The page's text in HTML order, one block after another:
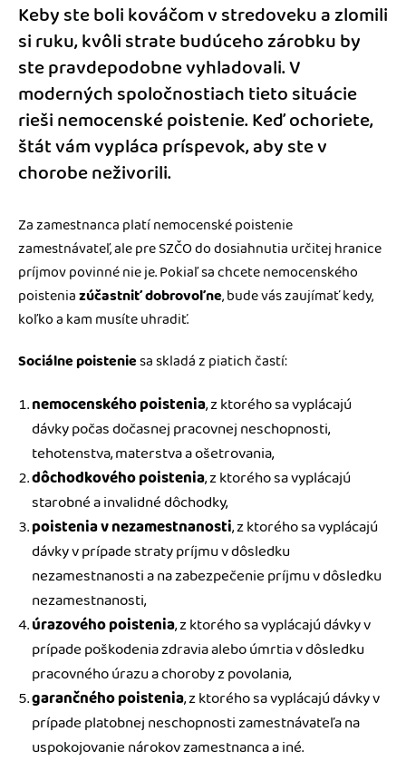
Keby ste boli kováčom v stredoveku a zlomili
si ruku, kvôli strate budúceho zárobku by
ste pravdepodobne vyhladovali. V
moderných spoločnostiach tieto situácie
rieši nemocenské poistenie. Keď ochoriete,
štát vám vypláca príspevok, aby ste v
chorobe neživorili.
Za zamestnanca platí nemocenské poistenie
zamestnávateľ, ale pre SZČO do dosiahnutia určitej hranice
príjmov povinné nie je. Pokiaľ sa chcete nemocenského
poisteniazúčastniť dobrovoľne, bude vás zaujímať kedy,
koľko a kam musíte uhradiť.
Sociálne poisteniesa skladá z piatich častí:
nemocenského poistenia, z ktorého sa vyplácajú
dávky počas dočasnej pracovnej neschopnosti,
tehotenstva, materstva a ošetrovania,
dôchodkového poistenia, z ktorého sa vyplácajú
starobné a invalidné dôchodky,
poistenia v nezamestnanosti, z ktorého sa vyplácajú
dávky v prípade straty príjmu v dôsledku
nezamestnanosti a na zabezpečenie príjmu v dôsledku
nezamestnanosti,
úrazového poistenia, z ktorého sa vyplácajú dávky v
prípade poškodenia zdravia alebo úmrtia v dôsledku
pracovného úrazu a choroby z povolania,
garančného poistenia, z ktorého sa vyplácajú dávky v
prípade platobnej neschopnosti zamestnávateľa na
uspokojovanie nárokov zamestnanca a iné.